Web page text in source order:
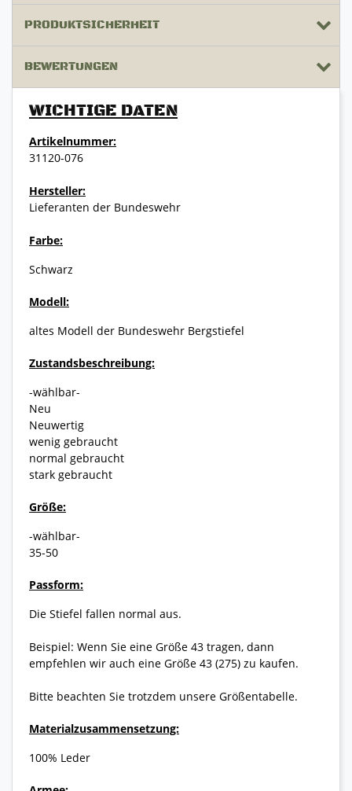
PRODUKTSICHERHEIT
BEWERTUNGEN
WICHTIGE DATEN
Artikelnummer:
31120-076
Hersteller:
Lieferanten der Bundeswehr
Farbe:
Schwarz
Modell:
altes Modell der Bundeswehr Bergstiefel
Zustandsbeschreibung:
-wählbar-
Neu
Neuwertig
wenig gebraucht
normal gebraucht
stark gebraucht
Größe:
-wählbar-
35-50
Passform:
Die Stiefel fallen normal aus.
Beispiel: Wenn Sie eine Größe 43 tragen, dann
empfehlen wir auch eine Größe 43 (275) zu kaufen.
Bitte beachten Sie trotzdem unsere Größentabelle.
Materialzusammensetzung:
100% Leder